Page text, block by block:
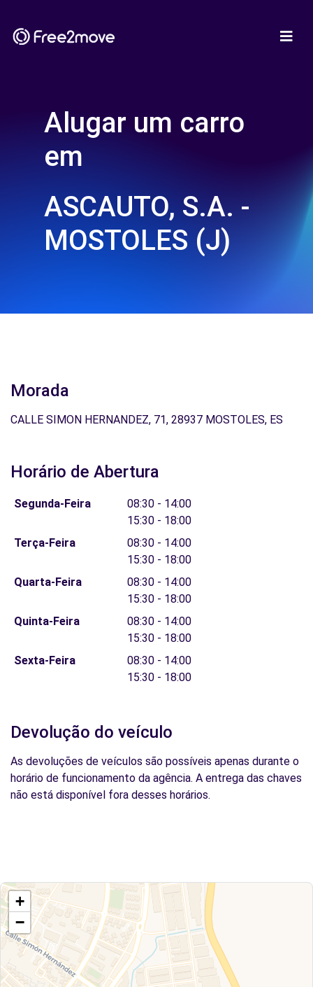
Alugar um carro
em
ASCAUTO, S.A. -
MOSTOLES (J)
Morada
CALLE SIMON HERNANDEZ, 71, 28937 MOSTOLES, ES
Horário de Abertura
Segunda-Feira
08:30 - 14:00
15:30 - 18:00
Terça-Feira
08:30 - 14:00
15:30 - 18:00
Quarta-Feira
08:30 - 14:00
15:30 - 18:00
Quinta-Feira
08:30 - 14:00
15:30 - 18:00
Sexta-Feira
08:30 - 14:00
15:30 - 18:00
Devolução do veículo
As devoluções de veículos são possíveis apenas durante o
horário de funcionamento da agência. A entrega das chaves
não está disponível fora desses horários.
+
−